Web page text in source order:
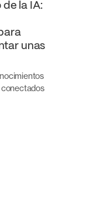
de la IA:
unas